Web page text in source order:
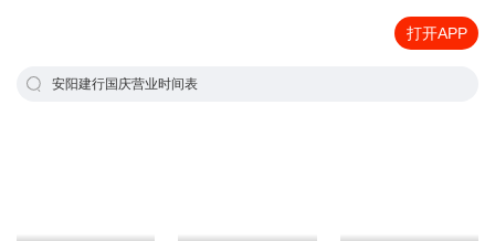
打开APP
安阳建行国庆营业时间表